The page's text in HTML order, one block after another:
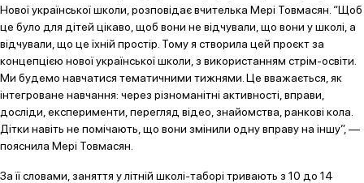
Нової української школи, розповідає вчителька Мері Товмасян. “Щоб
це було для дітей цікаво, щоб вони не відчували, що вони у школі, а
відчували, що це їхній простір. Тому я створила цей проєкт за
концепцією нової української школи, з використанням стрім-освіти.
Ми будемо навчатися тематичними тижнями. Це вважається, як
інтегроване навчання: через різноманітні активності, вправи,
досліди, експерименти, перегляд відео, знайомства, ранкові кола.
Дітки навіть не помічають, що вони змінили одну вправу на іншу”, —
пояснила Мері Товмасян.
За її словами, заняття у літній школі-таборі тривають з 10 до 14